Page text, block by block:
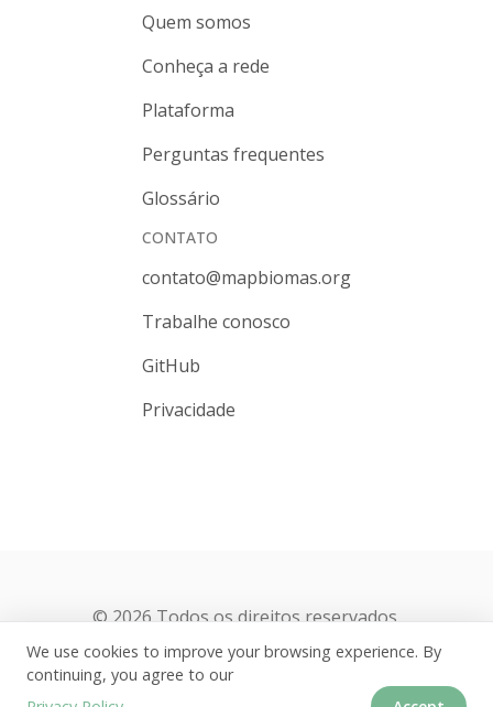
Quem somos
Conheça a rede
Plataforma
Perguntas frequentes
Glossário
CONTATO
contato@mapbiomas.org
Trabalhe conosco
GitHub
Privacidade
© 2026 Todos os direitos reservados.
We use cookies to improve your browsing experience. By
continuing, you agree to our